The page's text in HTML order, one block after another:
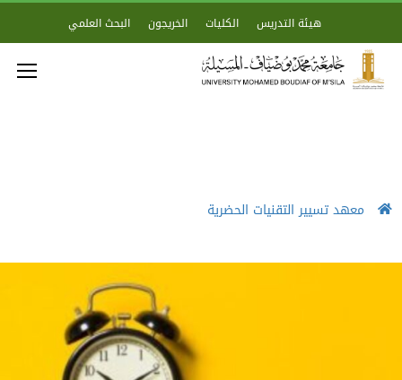
هيئة التدريس الكليات الخريجون البحث العلمي
معهد تسيير التقنيات الحضرية